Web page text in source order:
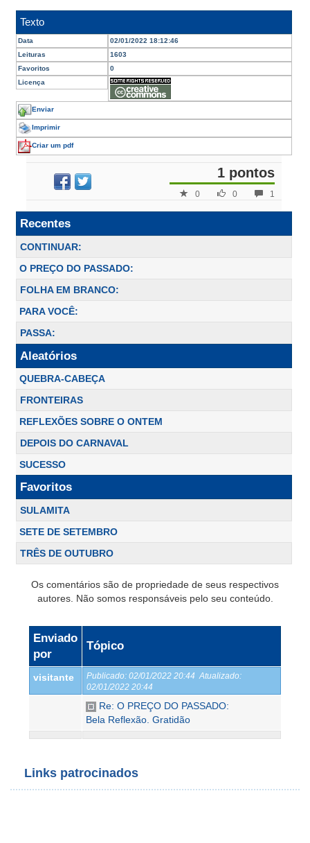
Texto
Data
02/01/2022 18:12:46
Leituras
1603
Favoritos
0
Licença
Enviar
Imprimir
Criar um pdf
1 pontos
1
0
0
Recentes
CONTINUAR:
O PREÇO DO PASSADO:
FOLHA EM BRANCO:
PARA VOCÊ:
PASSA:
Aleatórios
QUEBRA-CABEÇA
FRONTEIRAS
REFLEXÕES SOBRE O ONTEM
DEPOIS DO CARNAVAL
SUCESSO
Favoritos
SULAMITA
SETE DE SETEMBRO
TRÊS DE OUTUBRO
Os comentários são de propriedade de seus respectivos
autores. Não somos responsáveis pelo seu conteúdo.
Enviado
por
Tópico
visitante Publicado: 02/01/2022 20:44 Atualizado:
02/01/2022 20:44
Re: O PREÇO DO PASSADO:
Bela Reflexão. Gratidão
Links patrocinados